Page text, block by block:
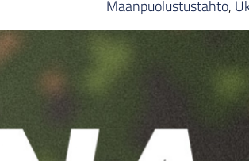
Maanpuolustustahto,